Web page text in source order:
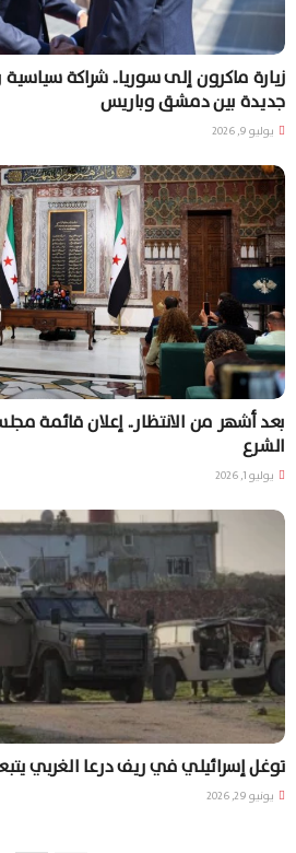
زيارة ماكرون إلى سوريا.. شراكة
جديدة بين دمشق وباريس
يوليو 9, 2026
بعد أشهر من الانتظار.. إعلان قائمة
الشرع
يوليو 1, 2026
توغل إسرائيلي في ريف درعا الغربي
يونيو 29, 2026